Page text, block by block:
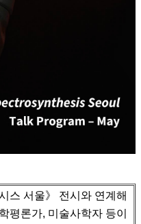
스 서울》 전시와 연계해
평론가, 미술사학자 등이